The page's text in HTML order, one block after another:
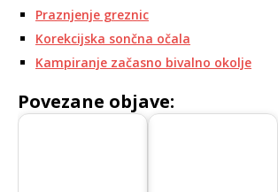
Praznjenje greznic
Korekcijska sončna očala
Kampiranje začasno bivalno okolje
Povezane objave: